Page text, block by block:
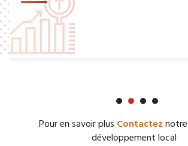
Pour en savoir plus Contactez
développement local